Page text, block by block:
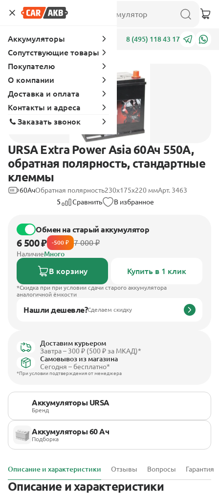
Адреса 8 (495) 118 43 17
URSA Extra Power Asia 60Ач 550А,
обратная полярность, стандартные
клеммы
60АчОбратная полярность230x175x220 ммАрт. 3463
5
Сравнить В избранное
Обмен на старый аккумулятор
6 500 ₽ -500 ₽ 7 000 ₽
НаличиеМного
В корзину Купить в 1 клик
*Скидка при при условии сдачи старого аккумулятора
аналогичной ёмкости
Нашли дешевле?Сделаем скидку
Доставим курьером
Завтра – 300 ₽ (500 ₽ за МКАД)*
Самовывоз из магазина
Сегодня – бесплатно*
*При условии подтверждения от менеджера
Аккумуляторы URSA
Бренд
Аккумуляторы 60 Ач
Подборка
Описание и характеристики Отзывы Вопросы Гарантия
Описание и характеристики
Аккумуляторы
Сопутствующие товары
Покупателю
О компании
Доставка и оплата
Контакты и адреса
Заказать звонок